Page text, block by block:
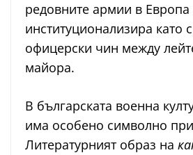
редовните армии в Европа
институционализира като
офицерски чин между
майора.
В българската военна
има особено символно
Литературният образ на